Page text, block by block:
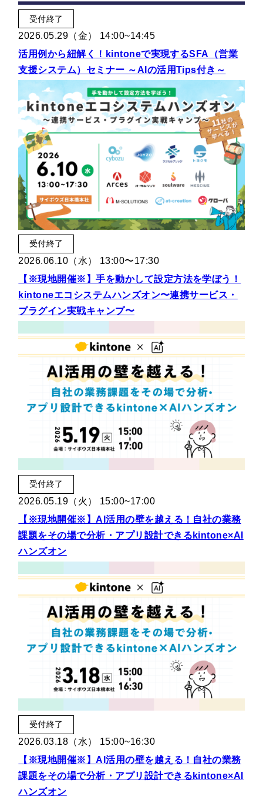
受付終了
2026.05.29（金） 14:00~14:45
活用例から紐解く！kintoneで実現するSFA（営業
支援システム）セミナー ～AIの活用Tips付き～
受付終了
2026.06.10（水） 13:00〜17:30
【※現地開催※】手を動かして設定方法を学ぼう！
kintoneエコシステムハンズオン〜連携サービス・
プラグイン実戦キャンプ〜
受付終了
2026.05.19（火） 15:00~17:00
【※現地開催※】AI活用の壁を越える！自社の業務
課題をその場で分析・アプリ設計できるkintone×AI
ハンズオン
受付終了
2026.03.18（水） 15:00~16:30
【※現地開催※】AI活用の壁を越える！自社の業務
課題をその場で分析・アプリ設計できるkintone×AI
ハンズオン